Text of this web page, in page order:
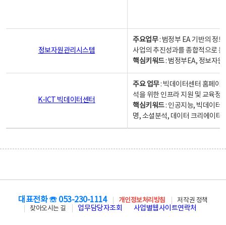
정보자원관리시스템
주요업무: 범정부 EA 기반의 정
사업의 추진성과를 종합적으로
핵심키워드: 범정부EA, 정보자
K-ICT 빅데이터센터
주요 업무: 빅데이터센터 홈페이
석을 위한 인프라 지원 및 교육정
핵심키워드: 인공지능, 빅데이터,
명, 소셜분석, 데이터 크리에이터
대표전화 ☏ 053-230-1114 개인정보처리방침
저작권 정책
찾아오시는 길
업무담당자조회 사업별웹사이트연락처